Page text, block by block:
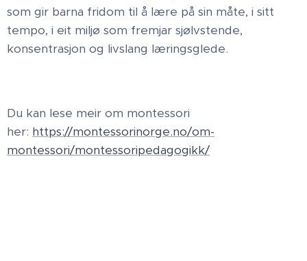
som gir barna fridom til å lære på sin måte, i sitt
tempo, i eit miljø som fremjar sjølvstende,
konsentrasjon og livslang læringsglede.
Du kan lese meir om montessori
her: https://montessorinorge.no/om-
montessori/montessoripedagogikk/